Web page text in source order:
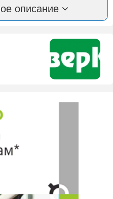
оценить компанию:
нам об этом!
описание